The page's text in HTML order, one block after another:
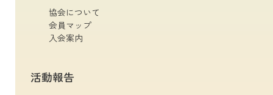
協会について
会員マップ
入会案内
活動報告